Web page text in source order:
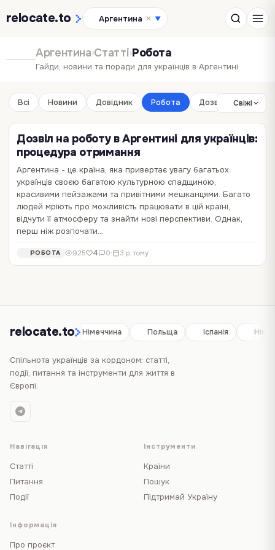
relocate.to Аргентина ▼
Аргентина›Статті›Робота
Гайди, новини та поради для українців в Аргентині
Всі Новини Довідник Робота ДозвілляСвіжі
Дозвіл на роботу в Аргентині для українців:
процедура отримання
Аргентина - це країна, яка привертає увагу багатьох
українців своєю багатою культурною спадщиною,
красивими пейзажами та привітними мешканцями. Багато
людей мріють про можливість працювати в цій країні,
відчути її атмосферу та знайти нові перспективи. Однак,
перш ніж розпочати…
РОБОТА 925 4 0· 3 р. тому
Робота в Аргентині для українців: як
працевлаштуватися, документи та пошук
вакансій
Шукаєте нові можливості для кар'єрного росту та перспективного
майбутнього? Аргентина може бути чудовим вибором для
можливості в сферах IT, фінансів, медицини, туризму та багатьох
інших галузях. Однак, якщо ви…
РОБОТА 2 606 1 0· 3 р. тому
relocate.to
Іспанія Німеччина Польща Іспанія
Спільнота українців за кордоном: статті,
події, питання та інструменти для життя в
Європі.
Навігація
Статті
Питання
Події
Інструменти
Країни
Пошук
Підтримай Україну
Інформація
Про проєкт